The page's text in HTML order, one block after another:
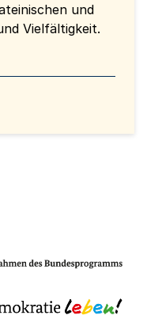
und
Vielfältigkeit.